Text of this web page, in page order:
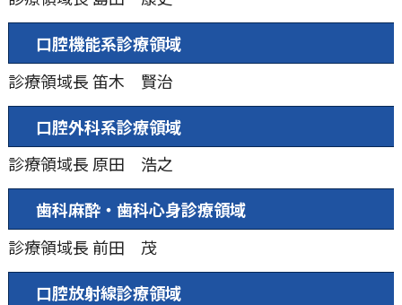
⼝腔機能系診療領域
診療領域長笛⽊ 賢治
⼝腔外科系診療領域
診療領域長 原田 浩之
⻭科⿇酔・⻭科⼼⾝診療領域
診療領域長 前⽥ 茂
⼝腔放射線診療領域